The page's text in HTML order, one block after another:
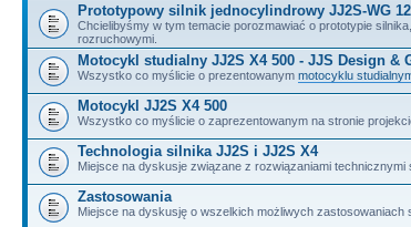
Prototypowy silnik jednocylindrowy JJ2S-WG
Chcielibyśmy w tym temacie porozmawiać o prototypie
rozruchowymi.
Motocykl studialny JJ2S X4 500 - JJS Design &
Wszystko co myślicie o prezentowanym motocyklu
Motocykl JJ2S X4 500
Wszystko co myślicie o zaprezentowanym na stronie
Technologia silnika JJ2S i JJ2S X4
Miejsce na dyskusje związane z rozwiązaniami
Zastosowania
Miejsce na dyskusję o wszelkich możliwych zastosowaniach